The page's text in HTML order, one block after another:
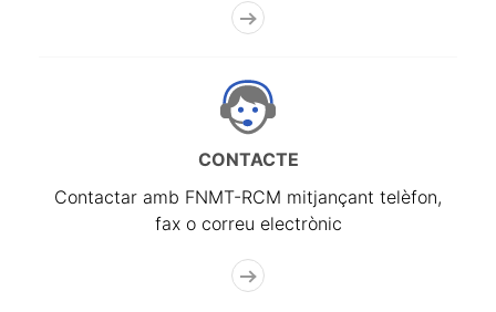
CONTACTE
Contactar amb FNMT-RCM mitjançant telèfon,
fax o correu electrònic